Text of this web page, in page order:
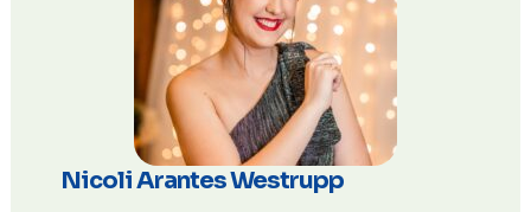
Nicoli Arantes Westrupp